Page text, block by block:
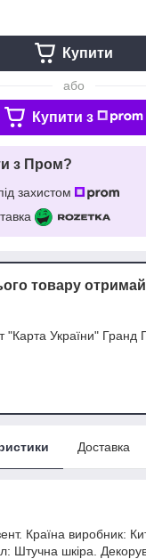
Купити
або
Купити з
з Пром?
захистом
товару
"Карта України" Гранд
Доставка
Країна виробник:
Штучна шкіра.